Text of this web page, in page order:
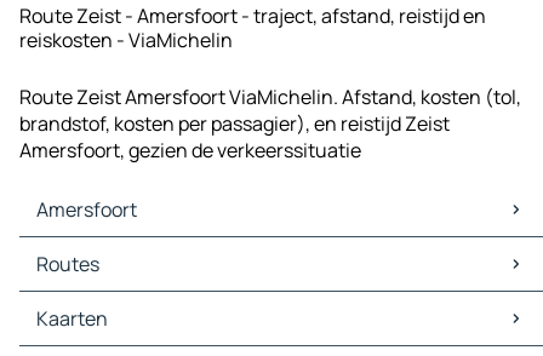
Route Zeist - Amersfoort - traject, afstand, reistijd en
reiskosten - ViaMichelin
Route Zeist Amersfoort ViaMichelin. Afstand, kosten (tol,
brandstof, kosten per passagier), en reistijd Zeist
Amersfoort, gezien de verkeerssituatie
Amersfoort
Amersfoort Kaarten
Amersfoort Verkeer
Amersfoort Hotels
Amersfoort Restaurants
Routes
Routes Amersfoort - Utrecht
Routes Amersfoort - Almere
Kaarten